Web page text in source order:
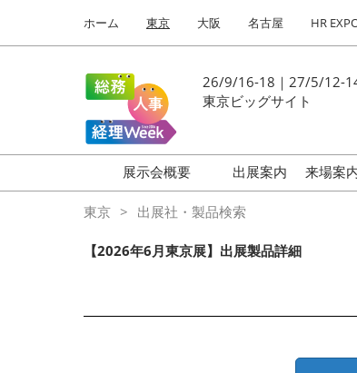
キ
プ
し
て
進
to
ホーム 東京 大阪 名古屋 HR
26/9/16-18｜27/5/12-
東京ビッグサイト
展示会概要
働き方改革 EXPO
出展案内
来場案
東京 出展社・製品検索
【2026年6月東京展】出展製品詳細